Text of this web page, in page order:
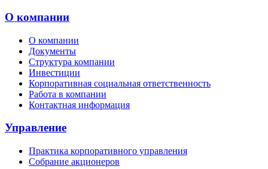
О компании
О компании
Документы
Структура компании
Инвестиции
Корпоративная социальная ответственность
Работа в компании
Контактная информация
Управление
Практика корпоративного управления
Собрание акционеров